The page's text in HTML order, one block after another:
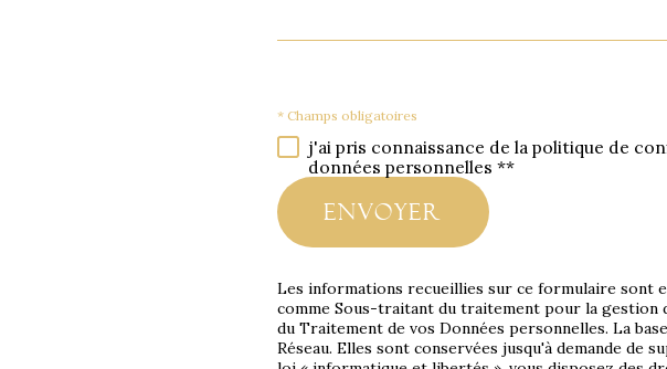
* Champs obligatoires
j'ai pris connaissance de la politique de
données personnelles **
envoyer
Les informations recueillies sur ce formulaire sont
comme Sous-traitant du traitement pour la gestion
du Traitement de vos Données personnelles. La
Réseau. Elles sont conservées jusqu'à demande de